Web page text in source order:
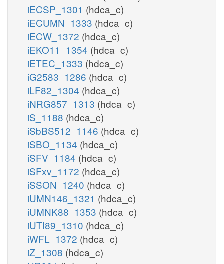
iECSP_1301 (hdca_c)
iECUMN_1333 (hdca_c)
iECW_1372 (hdca_c)
iEKO11_1354 (hdca_c)
iETEC_1333 (hdca_c)
iG2583_1286 (hdca_c)
iLF82_1304 (hdca_c)
iNRG857_1313 (hdca_c)
iS_1188 (hdca_c)
iSbBS512_1146 (hdca_c)
iSBO_1134 (hdca_c)
iSFV_1184 (hdca_c)
iSFxv_1172 (hdca_c)
iSSON_1240 (hdca_c)
iUMN146_1321 (hdca_c)
iUMNK88_1353 (hdca_c)
iUTI89_1310 (hdca_c)
iWFL_1372 (hdca_c)
iZ_1308 (hdca_c)